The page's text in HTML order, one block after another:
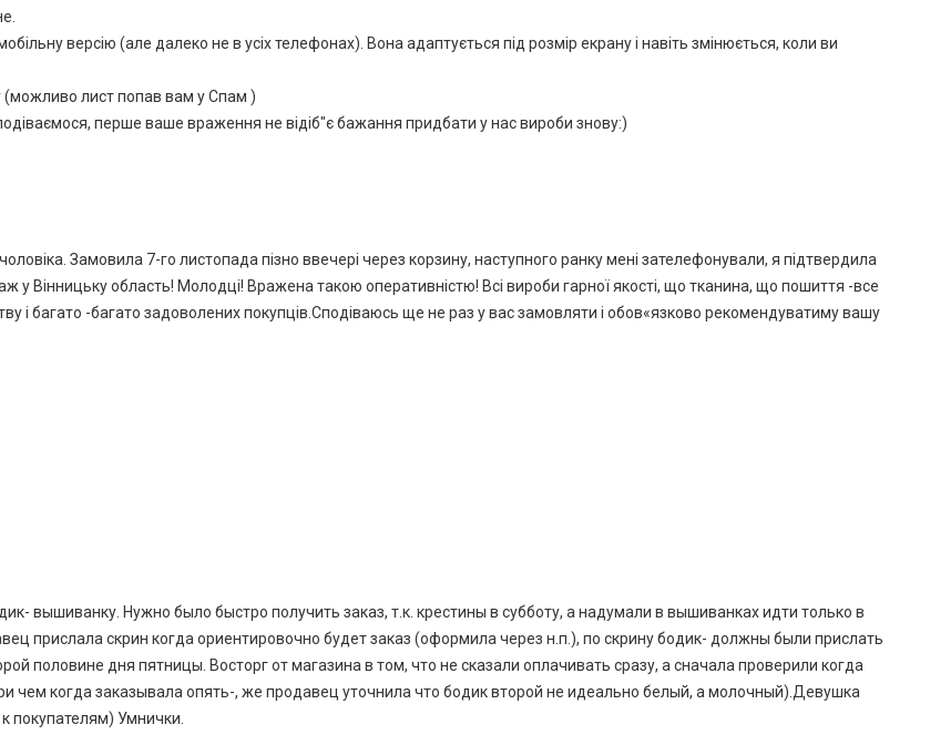
версію (але далеко не в усіх телефонах). Вона адаптується під розмір екрану і навіть змінюється, коли ви
(можливо лист попав вам у Спам )
перше ваше враження не відіб"є бажання придбати у нас вироби знову:)
Замовила 7-го листопада пізно ввечері через корзину, наступного ранку мені зателефонували, я підтвердила
у Вінницьку область! Молодці! Вражена такою оперативністю! Всі вироби гарної якості, що тканина, що пошиття -все
багато -багато задоволених покупців.Сподіваюсь ще не раз у вас замовляти і обов«язково рекомендуватиму вашу
вышиванку. Нужно было быстро получить заказ, т.к. крестины в субботу, а надумали в вышиванках идти только в
прислала скрин когда ориентировочно будет заказ (оформила через н.п.), по скрину бодик- должны были прислать
половине дня пятницы. Восторг от магазина в том, что не сказали оплачивать сразу, а сначала проверили когда
чем когда заказывала опять-, же продавец уточнила что бодик второй не идеально белый, а молочный).Девушка
покупателям) Умнички.